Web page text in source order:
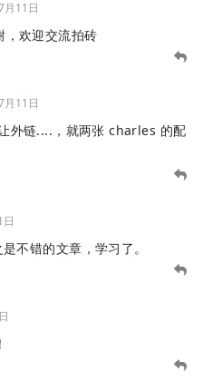
月11日
，欢迎交流拍砖
月11日
外链....，就两张 charles 的配
不错的文章，学习了。